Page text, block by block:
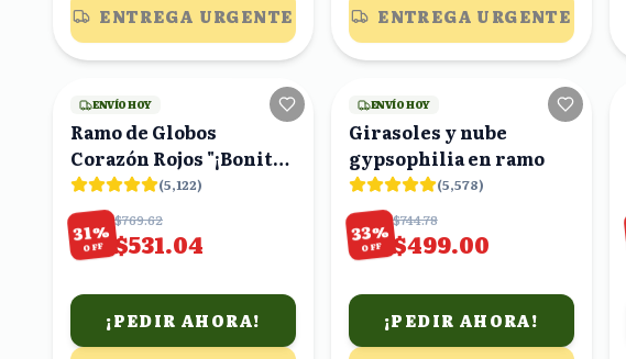
ENTREGA URGENTE ENTREGA URGENTE
21viendo
ENVÍO HOY
Ramo de Globos
Corazón Rojos "¡Bonita
Me Encantas!"
(5,122)
31%
OFF
$769.62
$531.04
¡PEDIR AHORA!
21viendo
ENVÍO HOY
Girasoles y nube
gypsophilia en ramo
(5,578)
33%
OFF
$744.78
$499.00
¡PEDIR AHORA!